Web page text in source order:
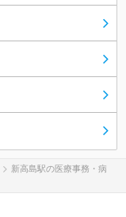
新高島駅の医療事務・病